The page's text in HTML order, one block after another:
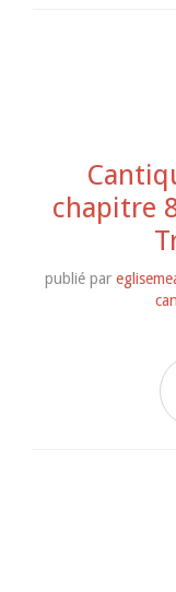
chapitre
publié par